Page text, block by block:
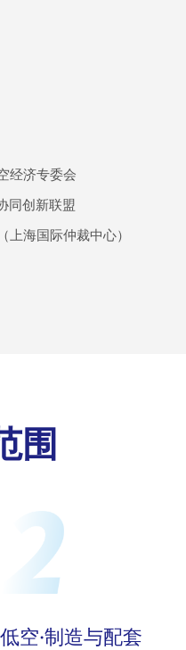
经济专委会
同创新联盟
海国际仲裁中心）
围
低空·制造与配套